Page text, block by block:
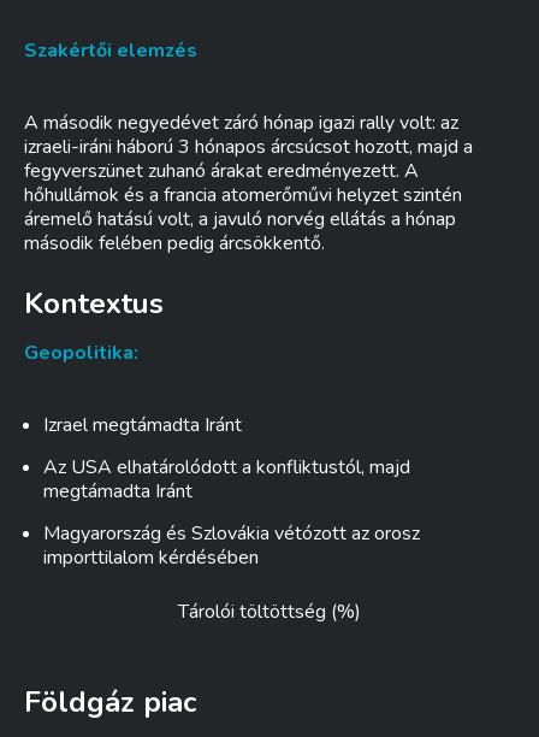
Szakértői elemzés
A második negyedévet záró hónap igazi rally volt: az
izraeli-iráni háború 3 hónapos árcsúcsot hozott, majd a
fegyverszünet zuhanó árakat eredményezett. A
hőhullámok és a francia atomerőművi helyzet szintén
áremelő hatású volt, a javuló norvég ellátás a hónap
második felében pedig árcsökkentő.
Kontextus
Geopolitika:
Izrael megtámadta Iránt
Az USA elhatárolódott a konfliktustól, majd
megtámadta Iránt
Magyarország és Szlovákia vétózott az orosz
importtilalom kérdésében
Tárolói töltöttség (%)
Földgáz piac